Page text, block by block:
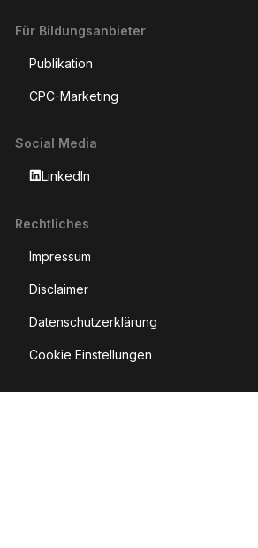
Für Bildungsanbieter
Publikation
CPC-Marketing
Social Media
LinkedIn
Rechtliches
Impressum
Disclaimer
Datenschutzerklärung
Cookie Einstellungen